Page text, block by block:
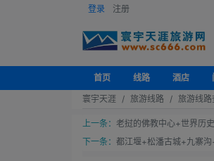
登录 注册
首页 线路 酒店
寰宇天涯
旅游线路 旅游线路
上一条： 老挝的佛教中心+世界历
下一条： 都江堰+松潘古城+九寨沟